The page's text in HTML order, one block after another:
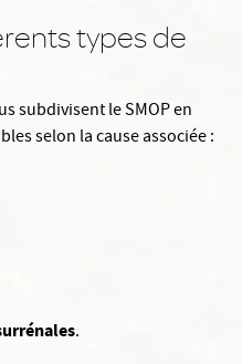
types de
subdivisent le SMOP en
selon la cause associée :
.